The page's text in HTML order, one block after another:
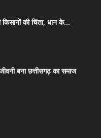
की चिंता, धान के...
बना छत्तीसगढ़ का समाज